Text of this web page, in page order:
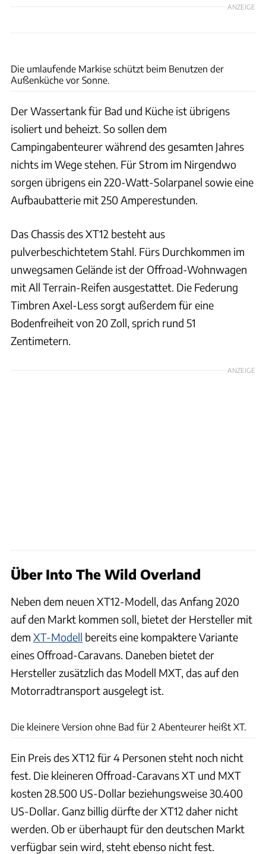
ANZEIGE
Die umlaufende Markise schützt beim Benutzen der
Außenküche vor Sonne.
Der Wassertank für Bad und Küche ist übrigens
isoliert und beheizt. So sollen dem
Campingabenteurer während des gesamten Jahres
nichts im Wege stehen. Für Strom im Nirgendwo
sorgen übrigens ein 220-Watt-Solarpanel sowie eine
Aufbaubatterie mit 250 Amperestunden.
Das Chassis des XT12 besteht aus
pulverbeschichtetem Stahl. Fürs Durchkommen im
unwegsamen Gelände ist der Offroad-Wohnwagen
mit All Terrain-Reifen ausgestattet. Die Federung
Timbren Axel-Less sorgt außerdem für eine
Bodenfreiheit von 20 Zoll, sprich rund 51
Zentimetern.
ANZEIGE
Über Into The Wild Overland
Neben dem neuen XT12-Modell, das Anfang 2020
auf den Markt kommen soll, bietet der Hersteller mit
dem XT-Modell bereits eine kompaktere Variante
eines Offroad-Caravans. Daneben bietet der
Hersteller zusätzlich das Modell MXT, das auf den
Motorradtransport ausgelegt ist.
Die kleinere Version ohne Bad für 2 Abenteurer heißt XT.
Ein Preis des XT12 für 4 Personen steht noch nicht
fest. Die kleineren Offroad-Caravans XT und MXT
kosten 28.500 US-Dollar beziehungsweise 30.400
US-Dollar. Ganz billig dürfte der XT12 daher nicht
werden. Ob er überhaupt für den deutschen Markt
verfügbar sein wird, steht ebenso nicht fest.